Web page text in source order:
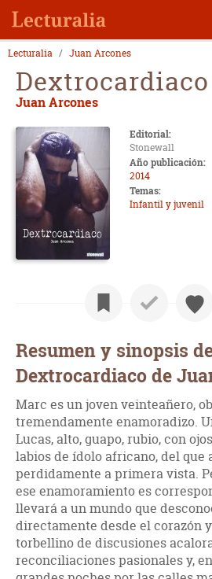
Lecturalia Juan Arcones
Dextrocardiaco
Juan Arcones
Editorial:
Stonewall
Año publicación:
2014
Temas:
Infantil y juvenil
Resumen y sinopsis
Dextrocardiaco de
Marc es un joven veinteañero,
tremendamente enamoradizo.
Lucas, alto, guapo, rubio, con
labios de ídolo africano, del que
perdidamente a primera vista.
ese enamoramiento es
llevará a un mundo que
directamente desde el corazón
torbellino de discusiones
reconciliaciones pasionales y,